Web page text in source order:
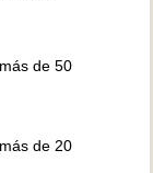
de 50
de 20